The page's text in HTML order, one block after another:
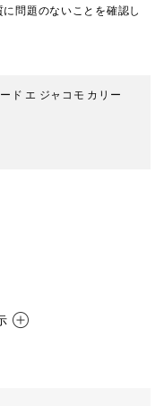
問題のないことを確認し
ード エ ジャコモ カリー